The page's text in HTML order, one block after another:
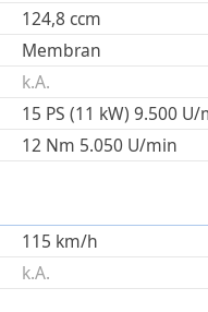
124,8 ccm
Membran
k.A.
15 PS (11 kW) 9.500 U/
12 Nm 5.050 U/min
115 km/h
k.A.